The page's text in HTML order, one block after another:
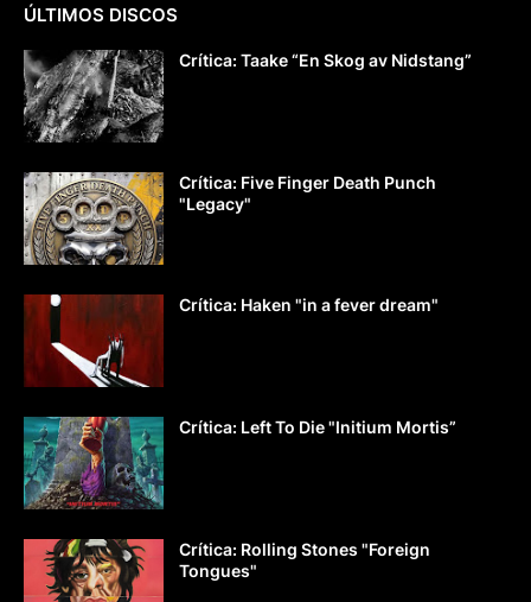
ÚLTIMOS DISCOS
Crítica: Taake “En Skog av Nidstang”
Crítica: Five Finger Death Punch
"Legacy"
Crítica: Haken "in a fever dream"
Crítica: Left To Die "Initium Mortis”
Crítica: Rolling Stones "Foreign
Tongues"